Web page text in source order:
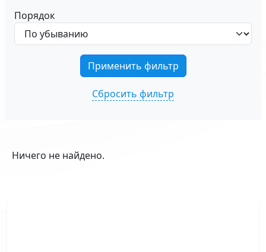
Порядок
Сбросить фильтр
Ничего не найдено.